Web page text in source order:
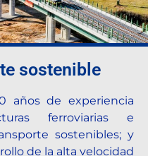
sostenible
años de experiencia
ferroviarias e
sostenibles; y
de la alta velocidad